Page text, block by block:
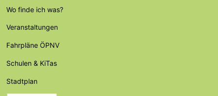
Wo finde ich was?
Veranstaltungen
Fahrpläne ÖPNV
Schulen & KiTas
Stadtplan